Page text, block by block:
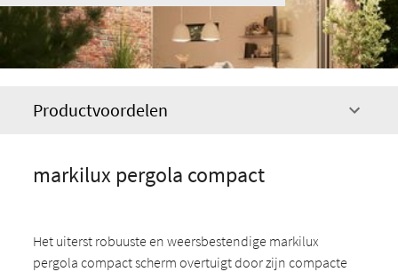
Productvoordelen
markilux pergola compact
Het uiterst robuuste en weersbestendige markilux
pergola compact scherm overtuigt door zijn compacte